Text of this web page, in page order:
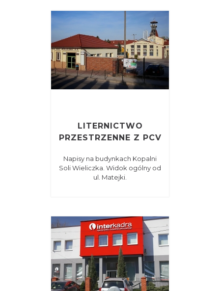
LITERNICTWO
PRZESTRZENNE Z PCV
Napisy na budynkach Kopalni
Soli Wieliczka. Widok ogólny od
ul. Matejki.